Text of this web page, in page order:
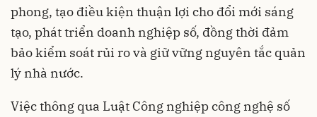
phong, tạo điều kiện thuận lợi cho đổi mới sáng
tạo, phát triển doanh nghiệp số, đồng thời đảm
bảo kiểm soát rủi ro và giữ vững nguyên tắc quản
lý nhà nước.
Việc thông qua Luật Công nghiệp công nghệ số